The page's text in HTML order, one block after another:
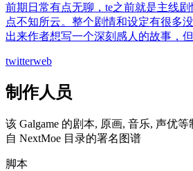
前期日常有点无聊，te之前就是主线
点不知所云。整个剧情和设定有很多
出来作者想写一个深刻感人的故事，
twitterweb
制作人员
该 Galgame 的剧本, 原画, 音乐, 声优
自 NextMoe 目录的署名图谱
脚本